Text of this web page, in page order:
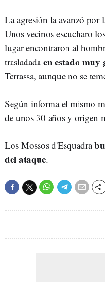
La agresión la avanzó por
Unos vecinos escucharo
lugar encontraron al
trasladadaen estado muy
Terrassa, aunque no se
Según informa el mismo
de unos 30 años y origen
Los Mossos d'Esquadra
del ataque.